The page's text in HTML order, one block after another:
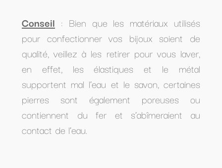
Conseil : Bien que les matériaux utilisés
pour confectionner vos bijoux soient de
qualité, veillez à les retirer pour vous laver,
en effet, les élastiques et le métal
supportent mal l’eau et le savon, certaines
pierres sont également poreuses ou
contiennent du fer et s’abîmeraient au
contact de l’eau.